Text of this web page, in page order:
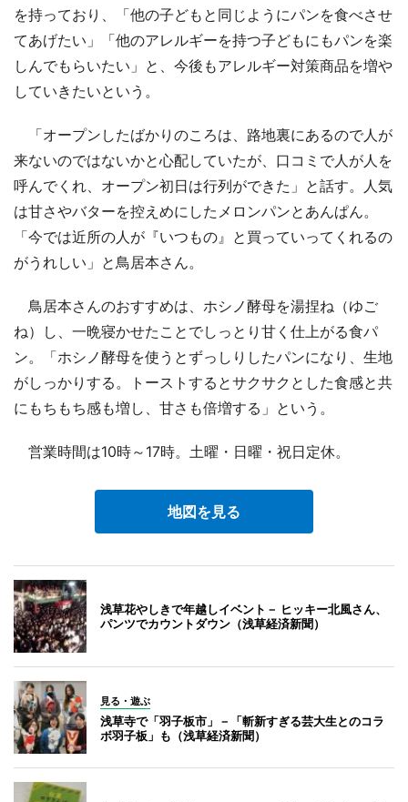
を持っており、「他の子どもと同じようにパンを食べさせ
てあげたい」「他のアレルギーを持つ子どもにもパンを楽
しんでもらいたい」と、今後もアレルギー対策商品を増や
していきたいという。
「オープンしたばかりのころは、路地裏にあるので人が
来ないのではないかと心配していたが、口コミで人が人を
呼んでくれ、オープン初日は行列ができた」と話す。人気
は甘さやバターを控えめにしたメロンパンとあんぱん。
「今では近所の人が『いつもの』と買っていってくれるの
がうれしい」と鳥居本さん。
鳥居本さんのおすすめは、ホシノ酵母を湯捏ね（ゆご
ね）し、一晩寝かせたことでしっとり甘く仕上がる食パ
ン。「ホシノ酵母を使うとずっしりしたパンになり、生地
がしっかりする。トーストするとサクサクとした食感と共
にもちもち感も増し、甘さも倍増する」という。
営業時間は10時～17時。土曜・日曜・祝日定休。
地図を見る
浅草花やしきで年越しイベント－ ヒッキー北風さん、
パンツでカウントダウン（浅草経済新聞）
見る・遊ぶ
浅草寺で「羽子板市」－「斬新すぎる芸大生とのコラ
ボ羽子板」も（浅草経済新聞）